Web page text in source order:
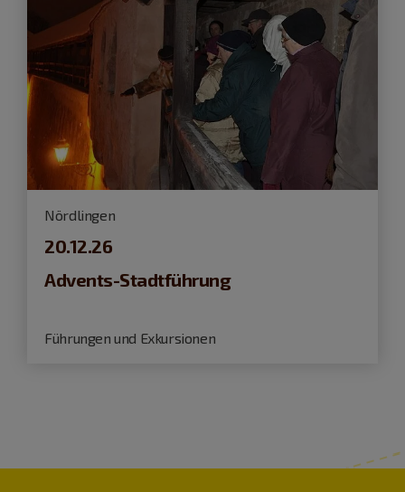
Nördlingen
20.12.26
Advents-Stadtführung
Führungen und Exkursionen